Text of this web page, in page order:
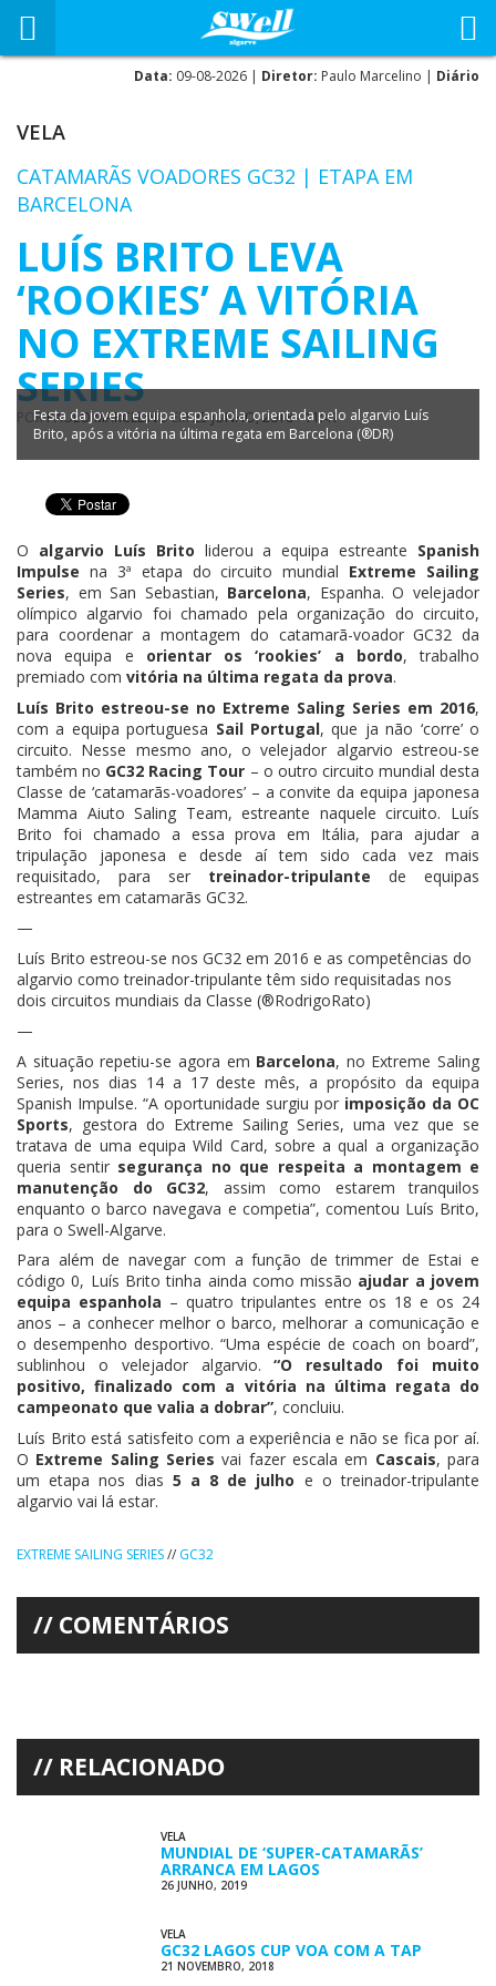
Data: 09-08-2026 | Diretor: Paulo Marcelino | Diário
VELA
CATAMARÃS VOADORES GC32 | ETAPA EM
BARCELONA
LUÍS BRITO LEVA
‘ROOKIES’ A VITÓRIA
NO EXTREME SAILING
SERIES
PORPAULO MARCELINOEM25 JUNHO, 2018 - 11:41
Festa da jovem equipa espanhola, orientada pelo algarvio Luís
Brito, após a vitória na última regata em Barcelona (®DR)
O algarvio Luís Brito liderou a equipa estreante Spanish
Impulse na 3ª etapa do circuito mundial Extreme Sailing
Series, em San Sebastian, Barcelona, Espanha. O velejador
olímpico algarvio foi chamado pela organização do circuito,
para coordenar a montagem do catamarã-voador GC32 da
nova equipa e orientar os ‘rookies’ a bordo, trabalho
premiado com vitória na última regata da prova.
Luís Brito estreou-se no Extreme Saling Series em 2016,
com a equipa portuguesa Sail Portugal, que ja não ‘corre’ o
circuito. Nesse mesmo ano, o velejador algarvio estreou-se
também no GC32 Racing Tour – o outro circuito mundial desta
Classe de ‘catamarãs-voadores’ – a convite da equipa japonesa
Mamma Aiuto Saling Team, estreante naquele circuito. Luís
Brito foi chamado a essa prova em Itália, para ajudar a
tripulação japonesa e desde aí tem sido cada vez mais
requisitado, para ser treinador-tripulante de equipas
estreantes em catamarãs GC32.
—
Luís Brito estreou-se nos GC32 em 2016 e as competências do
algarvio como treinador-tripulante têm sido requisitadas nos
dois circuitos mundiais da Classe (®RodrigoRato)
—
A situação repetiu-se agora em Barcelona, no Extreme Saling
Series, nos dias 14 a 17 deste mês, a propósito da equipa
Spanish Impulse. “A oportunidade surgiu por imposição da OC
Sports, gestora do Extreme Sailing Series, uma vez que se
tratava de uma equipa Wild Card, sobre a qual a organização
queria sentir segurança no que respeita a montagem e
manutenção do GC32, assim como estarem tranquilos
enquanto o barco navegava e competia”, comentou Luís Brito,
para o Swell-Algarve.
Para além de navegar com a função de trimmer de Estai e
código 0, Luís Brito tinha ainda como missão ajudar a jovem
equipa espanhola – quatro tripulantes entre os 18 e os 24
anos – a conhecer melhor o barco, melhorar a comunicação e
o desempenho desportivo. “Uma espécie de coach on board”,
sublinhou o velejador algarvio.“O resultado foi muito
positivo, finalizado com a vitória na última regata do
campeonato que valia a dobrar”, concluiu.
Luís Brito está satisfeito com a experiência e não se fica por aí.
O Extreme Saling Series vai fazer escala em Cascais, para
um etapa nos dias 5 a 8 de julho e o treinador-tripulante
algarvio vai lá estar.
EXTREME SAILING SERIES// GC32
COMENTÁRIOS
RELACIONADO
VELA
MUNDIAL DE ‘SUPER-CATAMARÃS’
ARRANCA EM LAGOS
26 JUNHO, 2019
VELA
GC32 LAGOS CUP VOA COM A TAP
21 NOVEMBRO, 2018